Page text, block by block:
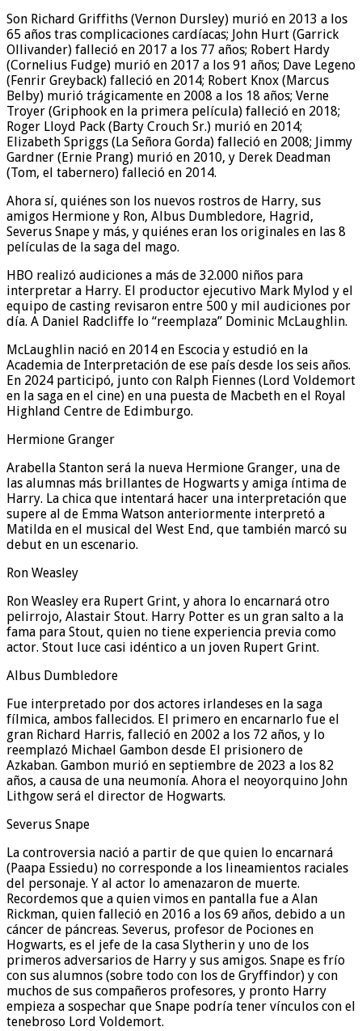
Son Richard Griffiths (Vernon Dursley) murió en 2013 a los
65 años tras complicaciones cardíacas; John Hurt (Garrick
Ollivander) falleció en 2017 a los 77 años; Robert Hardy
(Cornelius Fudge) murió en 2017 a los 91 años; Dave Legeno
(Fenrir Greyback) falleció en 2014; Robert Knox (Marcus
Belby) murió trágicamente en 2008 a los 18 años; Verne
Troyer (Griphook en la primera película) falleció en 2018;
Roger Lloyd Pack (Barty Crouch Sr.) murió en 2014;
Elizabeth Spriggs (La Señora Gorda) falleció en 2008; Jimmy
Gardner (Ernie Prang) murió en 2010, y Derek Deadman
(Tom, el tabernero) falleció en 2014.
Ahora sí, quiénes son los nuevos rostros de Harry, sus
amigos Hermione y Ron, Albus Dumbledore, Hagrid,
Severus Snape y más, y quiénes eran los originales en las 8
películas de la saga del mago.
HBO realizó audiciones a más de 32.000 niños para
interpretar a Harry. El productor ejecutivo Mark Mylod y el
equipo de casting revisaron entre 500 y mil audiciones por
día. A Daniel Radcliffe lo “reemplaza” Dominic McLaughlin.
McLaughlin nació en 2014 en Escocia y estudió en la
Academia de Interpretación de ese país desde los seis años.
En 2024 participó, junto con Ralph Fiennes (Lord Voldemort
en la saga en el cine) en una puesta de Macbeth en el Royal
Highland Centre de Edimburgo.
Hermione Granger
Arabella Stanton será la nueva Hermione Granger, una de
las alumnas más brillantes de Hogwarts y amiga íntima de
Harry. La chica que intentará hacer una interpretación que
supere al de Emma Watson anteriormente interpretó a
Matilda en el musical del West End, que también marcó su
debut en un escenario.
Ron Weasley
Ron Weasley era Rupert Grint, y ahora lo encarnará otro
pelirrojo, Alastair Stout. Harry Potter es un gran salto a la
fama para Stout, quien no tiene experiencia previa como
actor. Stout luce casi idéntico a un joven Rupert Grint.
Albus Dumbledore
Fue interpretado por dos actores irlandeses en la saga
fílmica, ambos fallecidos. El primero en encarnarlo fue el
gran Richard Harris, falleció en 2002 a los 72 años, y lo
reemplazó Michael Gambon desde El prisionero de
Azkaban. Gambon murió en septiembre de 2023 a los 82
años, a causa de una neumonía. Ahora el neoyorquino John
Lithgow será el director de Hogwarts.
Severus Snape
La controversia nació a partir de que quien lo encarnará
(Paapa Essiedu) no corresponde a los lineamientos raciales
del personaje. Y al actor lo amenazaron de muerte.
Recordemos que a quien vimos en pantalla fue a Alan
Rickman, quien falleció en 2016 a los 69 años, debido a un
cáncer de páncreas. Severus, profesor de Pociones en
Hogwarts, es el jefe de la casa Slytherin y uno de los
primeros adversarios de Harry y sus amigos. Snape es frío
con sus alumnos (sobre todo con los de Gryffindor) y con
muchos de sus compañeros profesores, y pronto Harry
empieza a sospechar que Snape podría tener vínculos con el
tenebroso Lord Voldemort.